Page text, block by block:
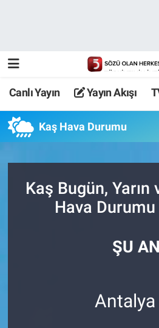
Canlı Yayın Yayın Akışı
Kaş Hava Durumu
Kaş Bugün, Yarın
Hava
ŞU AN
Antalya
TV 5 Ekranı ve Arşiv